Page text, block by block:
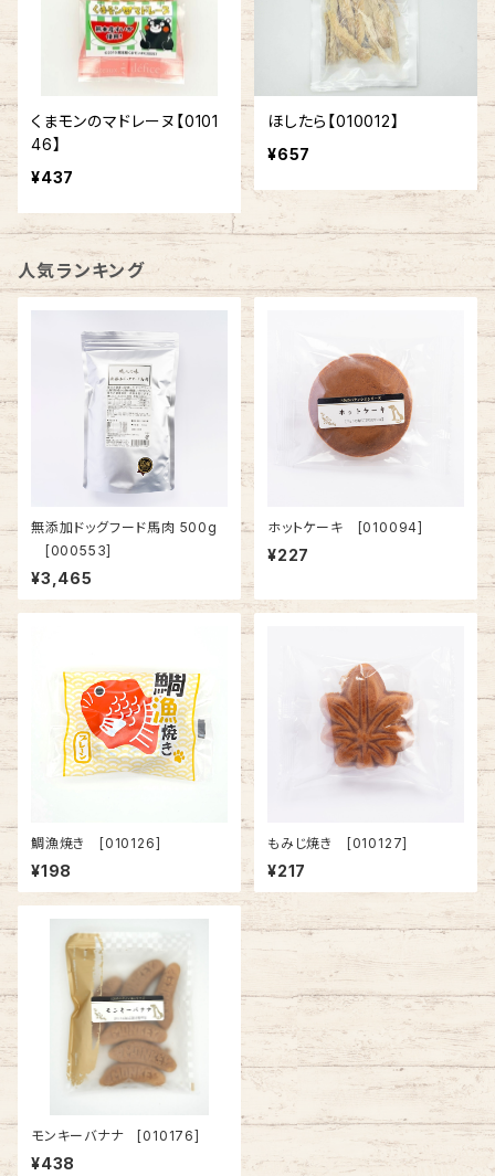
くまモンのマドレーヌ【0101
46】
¥437
ほしたら【010012】
¥657
人気ランキング
無添加ドッグフード馬肉 500g
[000553]
¥3,465
ホットケーキ [010094]
¥227
鯛漁焼き [010126]
¥198
もみじ焼き [010127]
¥217
モンキーバナナ [010176]
¥438